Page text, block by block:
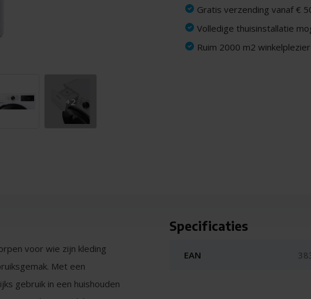
+2
Gratis verzending vanaf €
Volledige thuisinstallatie
Ruim 2000 m2 winkelplezier
voor wie zijn kleding
Met een
gebruik in een huishouden
Specificaties
EAN